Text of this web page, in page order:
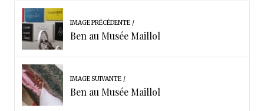
IMAGE PRÉCÉDENTE
Ben au Musée Maillol
IMAGE SUIVANTE
Ben au Musée Maillol